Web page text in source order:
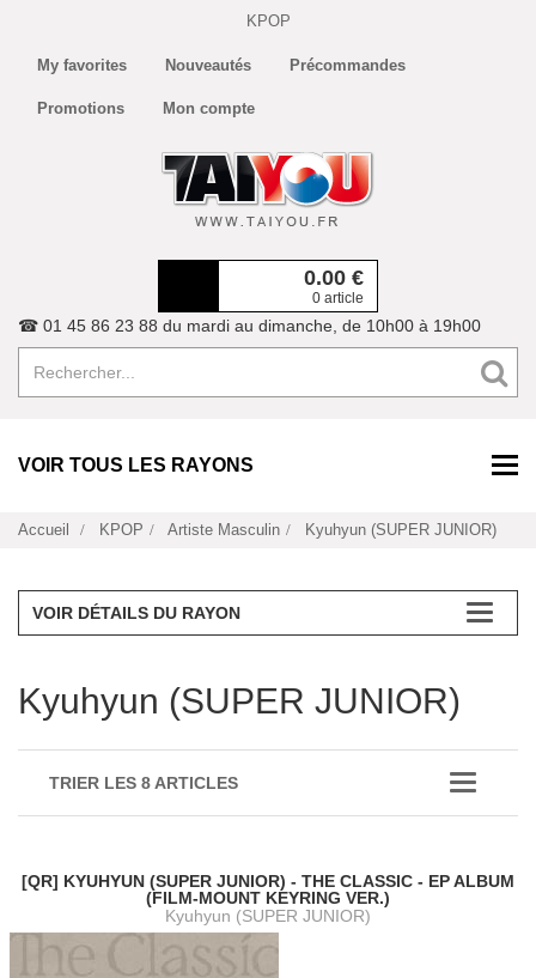
KPOP
My favorites Nouveautés Précommandes
Promotions Mon compte
0.00 €
0 article
☎ 01 45 86 23 88 du mardi au dimanche, de 10h00 à 19h00
VOIR TOUS LES RAYONS
Accueil KPOP Artiste Masculin Kyuhyun (SUPER JUNIOR)
VOIR DÉTAILS DU RAYON
Kyuhyun (SUPER JUNIOR)
TRIER LES 8 ARTICLES
[QR] KYUHYUN (SUPER JUNIOR) - THE CLASSIC - EP ALBUM
(FILM-MOUNT KEYRING VER.)
Kyuhyun (SUPER JUNIOR)